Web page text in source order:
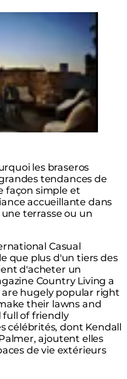
les braseros
tendances de
façon simple et
accueillante dans
terrasse ou un
Casual
que plus d'un tiers des
d'acheter un
Country Living a
are hugely popular right
their lawns and
full of friendly
célébrités, dont Kendall
ajoutent elles
de vie extérieurs